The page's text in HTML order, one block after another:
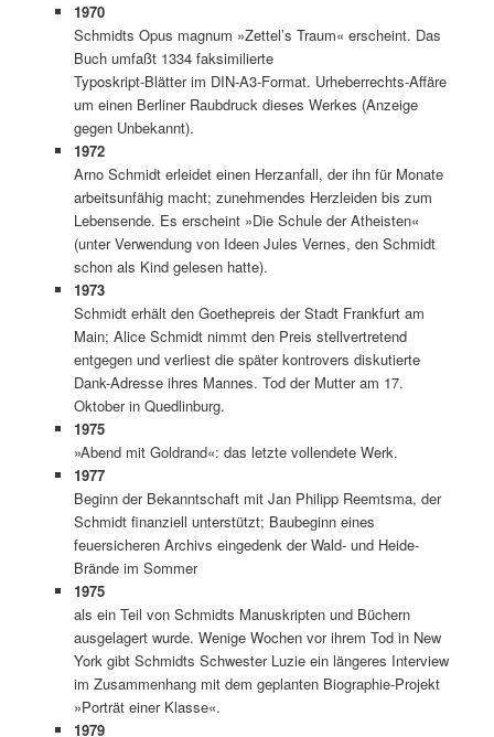
1970
Schmidts Opus magnum »Zettel’s Traum« erscheint. Das
Buch umfaßt 1334 faksimilierte
Typoskript-Blätter im DIN-A3-Format. Urheberrechts-Affäre
um einen Berliner Raubdruck dieses Werkes (Anzeige
gegen Unbekannt).
1972
Arno Schmidt erleidet einen Herzanfall, der ihn für Monate
arbeitsunfähig macht; zunehmendes Herzleiden bis zum
Lebensende. Es erscheint »Die Schule der Atheisten«
(unter Verwendung von Ideen Jules Vernes, den Schmidt
schon als Kind gelesen hatte).
1973
Schmidt erhält den Goethepreis der Stadt Frankfurt am
Main; Alice Schmidt nimmt den Preis stellvertretend
entgegen und verliest die später kontrovers diskutierte
Dank-Adresse ihres Mannes. Tod der Mutter am 17.
Oktober in Quedlinburg.
1975
»Abend mit Goldrand«: das letzte vollendete Werk.
1977
Beginn der Bekanntschaft mit Jan Philipp Reemtsma, der
Schmidt finanziell unterstützt; Baubeginn eines
feuersicheren Archivs eingedenk der Wald- und Heide-
Brände im Sommer
1975
als ein Teil von Schmidts Manuskripten und Büchern
ausgelagert wurde. Wenige Wochen vor ihrem Tod in New
York gibt Schmidts Schwester Luzie ein längeres Interview
im Zusammenhang mit dem geplanten Biographie-Projekt
»Porträt einer Klasse«.
1979